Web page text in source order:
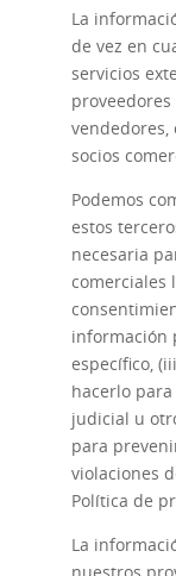
La
de vez en
servicios
vendedores,
socios
Podemos
estos
necesaria
comerciales
información
específico,
hacerlo
judicial u
para
violaciones
Política de
La